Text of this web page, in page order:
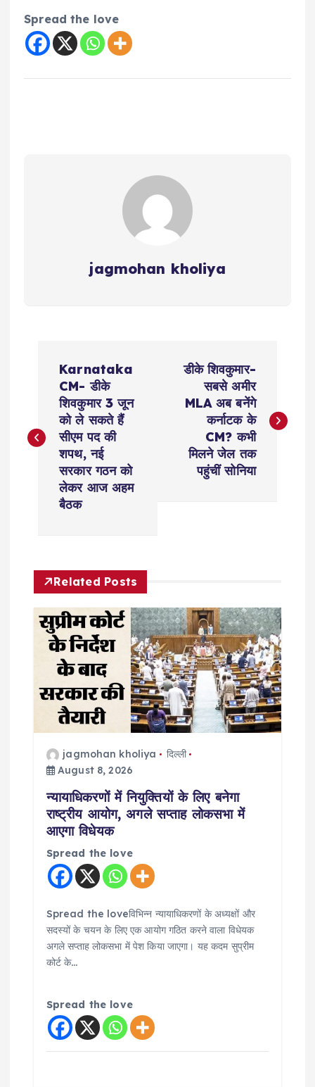
Spread the love
jagmohan kholiya
s
v
g
Karnataka
CM- डीके
शिवकुमार 3 जून
को ले सकते हैं
सीएम पद की
शपथ, नई
सरकार गठन को
लेकर आज अहम
बैठक
डीके शिवकुमार-
सबसे अमीर
MLA अब बनेंगे
कर्नाटक के
CM? कभी
मिलने जेल तक
पहुंचीं सोनिया
Related Posts
jagmohan kholiya
दिल्ली
August 8, 2026
न्यायाधिकरणों में नियुक्तियों के लिए बनेगा
राष्ट्रीय आयोग, अगले सप्ताह लोकसभा में
आएगा विधेयक
Spread the love
Spread the loveविभिन्न न्यायाधिकरणों के अध्यक्षों और
सदस्यों के चयन के लिए एक आयोग गठित करने वाला विधेयक
अगले सप्ताह लोकसभा में पेश किया जाएगा। यह कदम सुप्रीम
कोर्ट के…
Spread the love